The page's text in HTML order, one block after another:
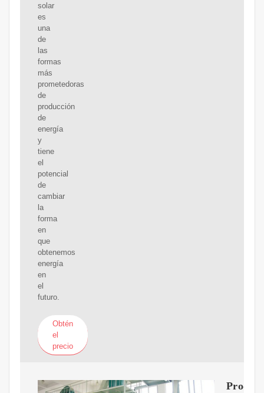
solar
es
una
de
las
formas
más
prometedoras
de
producción
de
energía
y
tiene
el
potencial
de
cambiar
la
forma
en
que
obtenemos
energía
en
el
futuro.
Obtén
el
precio